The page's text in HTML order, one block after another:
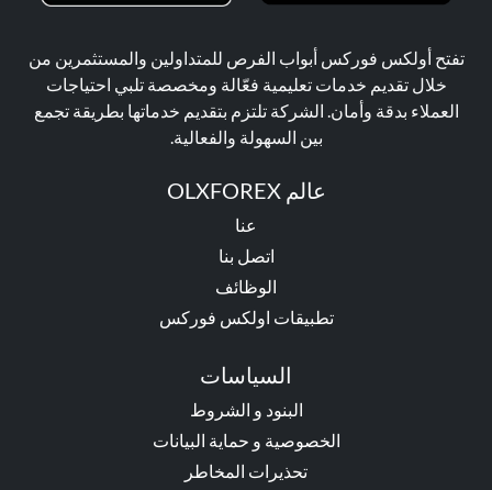
تفتح أولكس فوركس أبواب الفرص للمتداولين والمستثمرين من
خلال تقديم خدمات تعليمية فعّالة ومخصصة تلبي احتياجات
العملاء بدقة وأمان. الشركة تلتزم بتقديم خدماتها بطريقة تجمع
بين السهولة والفعالية.
عالم OLXFOREX
عنا
اتصل بنا
الوظائف
تطبيقات اولكس فوركس
السياسات
البنود و الشروط
الخصوصية و حماية البيانات
تحذيرات المخاطر